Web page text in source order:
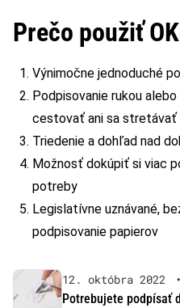
Prečo použiť
Výnimočne jednoduché
Podpisovanie rukou
cestovať ani sa stretávať
Triedenie a dohľad nad
Možnosť dokúpiť si viac
potreby
Legislatívne uznávané,
podpisovanie papierov
12. októbra 2022 •
Potrebujete podpísať